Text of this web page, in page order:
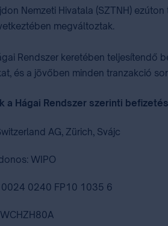
Nemzeti Hivatala (SZTNH)
megváltoztak.
Rendszer keretében teljesítendő
és a jövőben minden tranzakció
a Hágai Rendszer szerinti
AG, Zürich, Svájc
WIPO
0024 0240 FP10 1035 6